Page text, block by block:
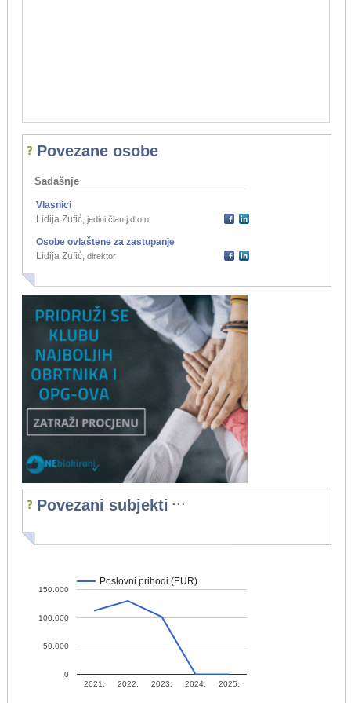
Povezane osobe
Sadašnje
Vlasnici
Lidija Žufić, jedini član j.d.o.o.
Osobe ovlaštene za zastupanje
Lidija Žufić, direktor
Povezani subjekti ...
Poslovni prihodi (EUR)
2021. 2022. 2023. 2024. 2025.
0
50.000
100.000
150.000